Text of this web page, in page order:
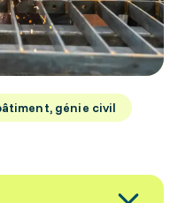
génie civil